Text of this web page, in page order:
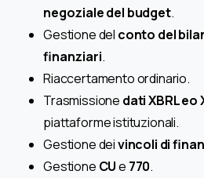
negoziale del budget.
Gestione del conto del
finanziari.
Riaccertamento ordinario.
Trasmissione dati XBRL eo
piattaforme istituzionali.
Gestione deivincoli di
Gestione CUe 770.